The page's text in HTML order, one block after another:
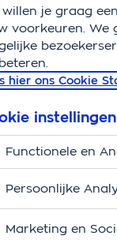
Zo
willen je graag
voorkeuren. We
hier ons Cookie
instellingen
Functionele en
Persoonlijke
Marketing en